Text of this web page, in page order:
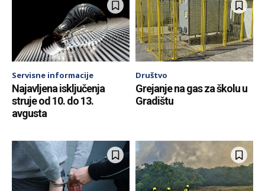
Servisne informacije
Najavljena isključenja
struje od 10. do 13.
avgusta
Društvo
Grejanje na gas za školu u
Gradištu